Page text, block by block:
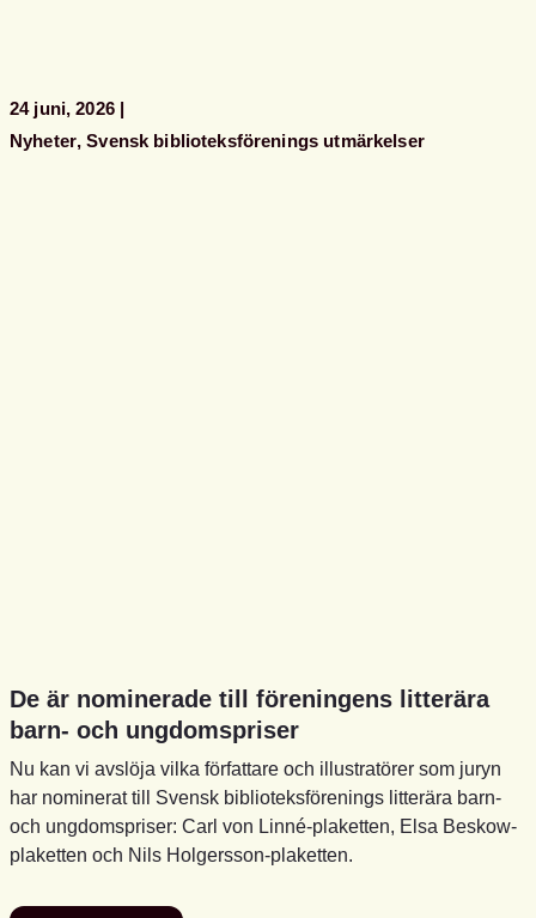
24 juni, 2026
Nyheter Svensk biblioteksförenings utmärkelser
De är nominerade till föreningens litterära
barn- och ungdomspriser
Nu kan vi avslöja vilka författare och illustratörer som juryn
har nominerat till Svensk biblioteksförenings litterära barn-
och ungdomspriser: Carl von Linné-plaketten, Elsa Beskow-
plaketten och Nils Holgersson-plaketten.